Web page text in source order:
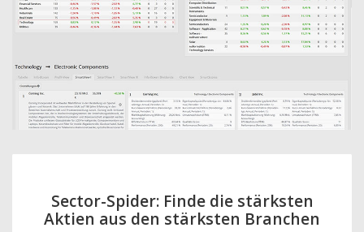
Sector-Spider: Finde die stärksten
Aktien aus den stärksten Branchen